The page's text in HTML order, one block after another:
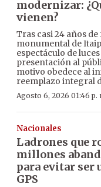
modernizar:
vienen?
Tras casi 24 años
monumental de
espectáculo de
presentación al
motivo obedece al
reemplazo integral
Agosto 6, 2026 01:46 p.
Nacionales
Ladrones que
millones
para evitar ser
GPS